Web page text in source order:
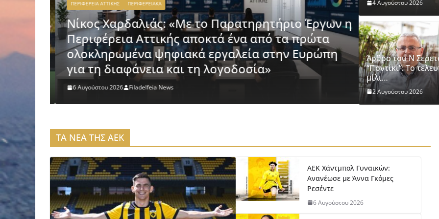
ο
ΠΕΡΙΦΕΡΕΙΑ ΑΤΤΙΚΗΣ ΠΕΡΙΦΕΡΕΙΑΚΑ
Νίκος Χαρδαλιάς: «Με το Παρατηρητήριο Έργων η
Περιφέρεια Αττικής αποκτά ένα από τα πρώτα
ολοκληρωμένα ψηφιακά εργαλεία στην Ευρώπη
για τη διαφάνεια και τη λογοδοσία»
6 Αυγούστου 2026 Filadelfeia News
ΕΡΑΣΙΤΕΧΝΙΚΗ ΝΕΑ ΑΕΚ
ΑΕΚ
Γκόμες
6 Αυγούστου 2026
4 Αυγούστου 2026
Άρθρο του Ν
“Ποντίκι”: Το
μίλι…
2 Αυγούστου 2026
ΤΑ ΝΕΑ ΤΗΣ ΑΕΚ
ΑΕΚ Χάντμπολ Γυναικών:
Ανανέωσε με Άννα Γκόμες
Ρεσέντε
6 Αυγούστου 2026